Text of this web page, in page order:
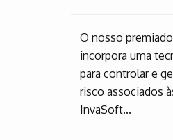
O nosso
incorpora uma
para controlar e
risco associados
InvaSoft...